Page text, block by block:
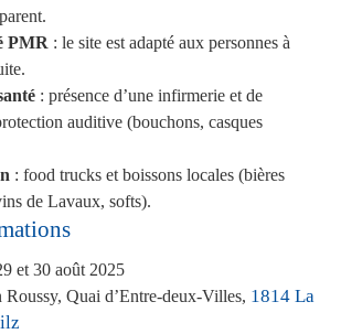
PMR : le site est adapté aux personnes à
: présence d’une infirmerie et de
auditive (bouchons, casques
: food trucks et boissons locales (bières
de Lavaux, softs).
et 30 août 2025
Roussy, Quai d’Entre-deux-Villes, 1814 La